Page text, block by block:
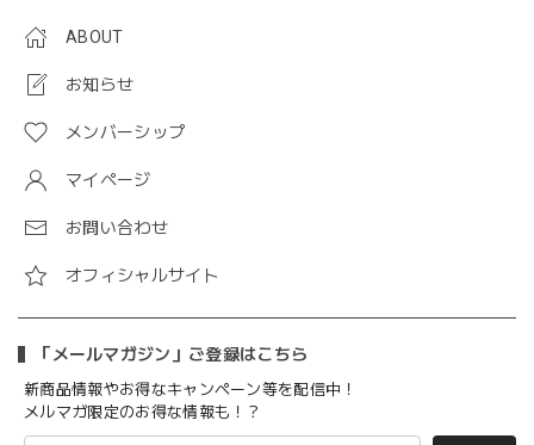
ABOUT
お知らせ
メンバーシップ
マイページ
お問い合わせ
オフィシャルサイト
「メールマガジン」ご登録はこちら
新商品情報やお得なキャンペーン等を配信中！
メルマガ限定のお得な情報も！？